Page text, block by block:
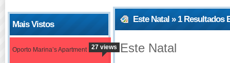
Mais Vistos
Oporto Marina’s Apartment 27 views
Este Natal » 1 Resultados
Este Natal